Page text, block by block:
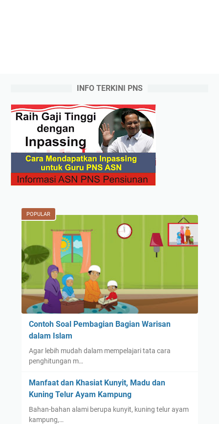
INFO TERKINI PNS
POPULAR
Contoh Soal Pembagian Bagian Warisan
dalam Islam
Agar lebih mudah dalam mempelajari tata cara
penghitungan m…
Manfaat dan Khasiat Kunyit, Madu dan
Kuning Telur Ayam Kampung
Bahan-bahan alami berupa kunyit, kuning telur ayam
kampung,…